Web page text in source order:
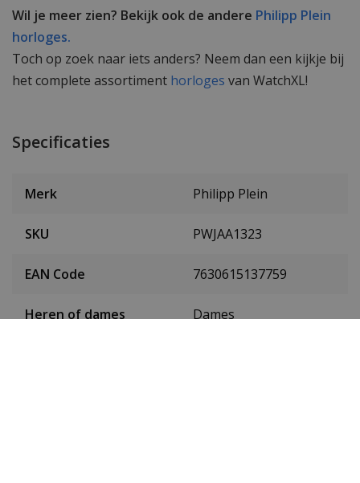
Wil je meer zien? Bekijk ook de andere Philipp Plein
horloges.
Toch op zoek naar iets anders? Neem dan een kijkje bij
het complete assortiment horloges van WatchXL!
Specificaties
Merk Philipp Plein
SKU PWJAA1323
EAN Code 7630615137759
Heren of dames Dames